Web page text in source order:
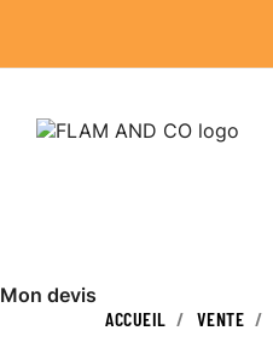
Mon devis
ACCUEIL VENTE